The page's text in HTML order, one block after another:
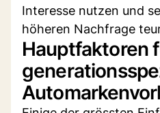
Interesse nutzen und
höheren Nachfrage
Hauptfaktoren